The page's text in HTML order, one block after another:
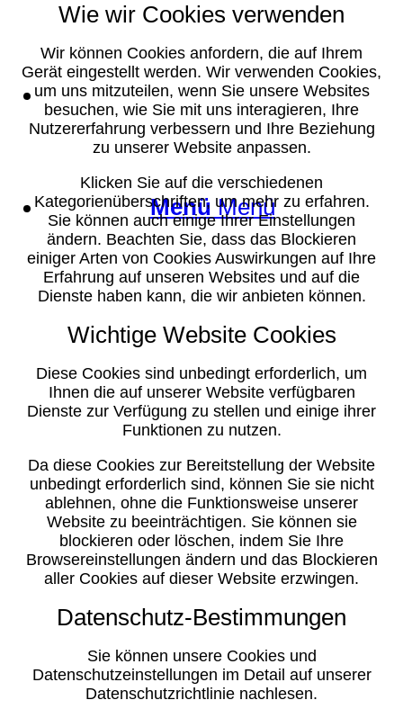
Suche
Menü Menü
Wie wir Cookies verwenden
Wir können Cookies anfordern, die auf Ihrem
Gerät eingestellt werden. Wir verwenden Cookies,
um uns mitzuteilen, wenn Sie unsere Websites
besuchen, wie Sie mit uns interagieren, Ihre
Nutzererfahrung verbessern und Ihre Beziehung
zu unserer Website anpassen.
Klicken Sie auf die verschiedenen
Kategorienüberschriften, um mehr zu erfahren.
Sie können auch einige Ihrer Einstellungen
ändern. Beachten Sie, dass das Blockieren
einiger Arten von Cookies Auswirkungen auf Ihre
Erfahrung auf unseren Websites und auf die
Dienste haben kann, die wir anbieten können.
Wichtige Website Cookies
Diese Cookies sind unbedingt erforderlich, um
Ihnen die auf unserer Website verfügbaren
Dienste zur Verfügung zu stellen und einige ihrer
Funktionen zu nutzen.
Da diese Cookies zur Bereitstellung der Website
unbedingt erforderlich sind, können Sie sie nicht
ablehnen, ohne die Funktionsweise unserer
Website zu beeinträchtigen. Sie können sie
blockieren oder löschen, indem Sie Ihre
Browsereinstellungen ändern und das Blockieren
aller Cookies auf dieser Website erzwingen.
Datenschutz-Bestimmungen
Sie können unsere Cookies und
Datenschutzeinstellungen im Detail auf unserer
Datenschutzrichtlinie nachlesen.